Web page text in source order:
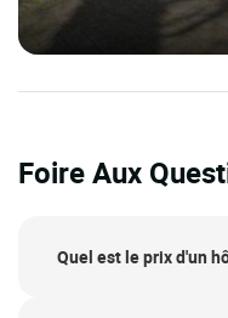
Foire Aux
Quel est le prix d'un